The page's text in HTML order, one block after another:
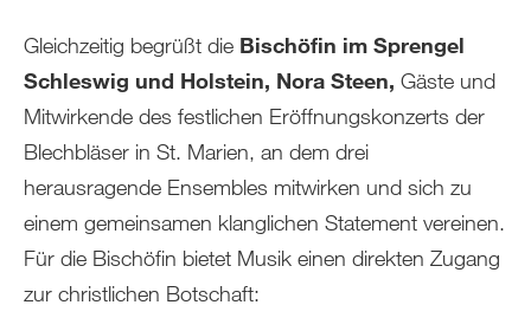
Gleichzeitig begrüßt die Bischöfin im Sprengel
Schleswig und Holstein, Nora Steen, Gäste und
Mitwirkende des festlichen Eröffnungskonzerts der
Blechbläser in St. Marien, an dem drei
herausragende Ensembles mitwirken und sich zu
einem gemeinsamen klanglichen Statement vereinen.
Für die Bischöfin bietet Musik einen direkten Zugang
zur christlichen Botschaft: